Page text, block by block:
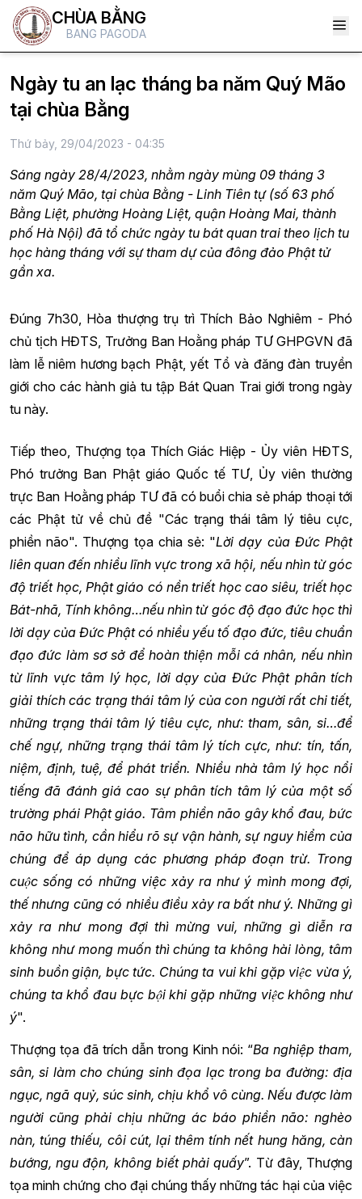
CHÙA BẰNG
BANG PAGODA
Ngày tu an lạc tháng ba năm Quý Mão
tại chùa Bằng
Thứ bảy, 29/04/2023 - 04:35
Sáng ngày 28/4/2023, nhằm ngày mùng 09 tháng 3
năm Quý Mão, tại chùa Bằng - Linh Tiên tự (số 63 phố
Bằng Liệt, phường Hoàng Liệt, quận Hoàng Mai, thành
phố Hà Nội) đã tổ chức ngày tu bát quan trai theo lịch tu
học hàng tháng với sự tham dự của đông đảo Phật tử
gần xa.
Đúng 7h30, Hòa thượng trụ trì Thích Bảo Nghiêm - Phó
chủ tịch HĐTS, Trưởng Ban Hoằng pháp TƯ GHPGVN đã
làm lễ niêm hương bạch Phật, yết Tổ và đăng đàn truyền
giới cho các hành giả tu tập Bát Quan Trai giới trong ngày
tu này.
Tiếp theo, Thượng tọa Thích Giác Hiệp - Ủy viên HĐTS,
Phó trưởng Ban Phật giáo Quốc tế TƯ, Ủy viên thường
trực Ban Hoằng pháp TƯ đã có buổi chia sẻ pháp thoại tới
các Phật tử về chủ đề "Các trạng thái tâm lý tiêu cực,
phiền não". Thượng tọa chia sẻ: "Lời dạy của Đức Phật
liên quan đến nhiều lĩnh vực trong xã hội, nếu nhìn từ góc
độ triết học, Phật giáo có nền triết học cao siêu, triết học
Bát-nhã, Tính không…nếu nhìn từ góc độ đạo đức học thì
lời dạy của Đức Phật có nhiều yếu tố đạo đức, tiêu chuẩn
đạo đức làm sơ sở để hoàn thiện mỗi cá nhân, nếu nhìn
từ lĩnh vực tâm lý học, lời dạy của Đức Phật phân tích
giải thích các trạng thái tâm lý của con người rất chi tiết,
những trạng thái tâm lý tiêu cực, như: tham, sân, si…để
chế ngự, những trạng thái tâm lý tích cực, như: tín, tấn,
niệm, định, tuệ, để phát triển. Nhiều nhà tâm lý học nổi
tiếng đã đánh giá cao sự phân tích tâm lý của một số
trường phái Phật giáo. Tâm phiền não gây khổ đau, bức
não hữu tình, cần hiểu rõ sự vận hành, sự nguy hiểm của
chúng để áp dụng các phương pháp đoạn trừ. Trong
cuộc sống có những việc xảy ra như ý mình mong đợi,
thế nhưng cũng có nhiều điều xảy ra bất như ý. Những gì
xảy ra như mong đợi thì mừng vui, những gì diễn ra
không như mong muốn thì chúng ta không hài lòng, tâm
sinh buồn giận, bực tức. Chúng ta vui khi gặp việc vừa ý,
chúng ta khổ đau bực bội khi gặp những việc không như
ý".
Thượng tọa đã trích dẫn trong Kinh nói: “Ba nghiệp tham,
sân, si làm cho chúng sinh đọa lạc trong ba đường: địa
ngục, ngã quỷ, súc sinh, chịu khổ vô cùng. Nếu được làm
người cũng phải chịu những ác báo phiền não: nghèo
nàn, túng thiếu, côi cút, lại thêm tính nết hung hăng, càn
bướng, ngu độn, không biết phải quấy”. Từ đây, Thượng
tọa minh chứng cho đại chúng thấy những tác hại của việc